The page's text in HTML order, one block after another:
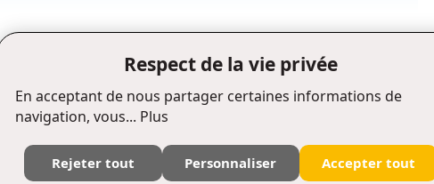
Respect de la vie privée
En acceptant de nous partager certaines informations de
navigation, vous... Plus
Rejeter tout Personnaliser Accepter tout